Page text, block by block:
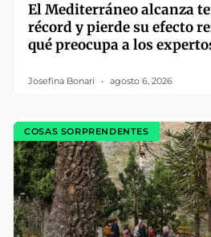
El Mediterráneo alcanza
récord y pierde su efecto
qué preocupa a los
Josefina Bonari agosto 6, 2026
COSAS SORPRENDENTES